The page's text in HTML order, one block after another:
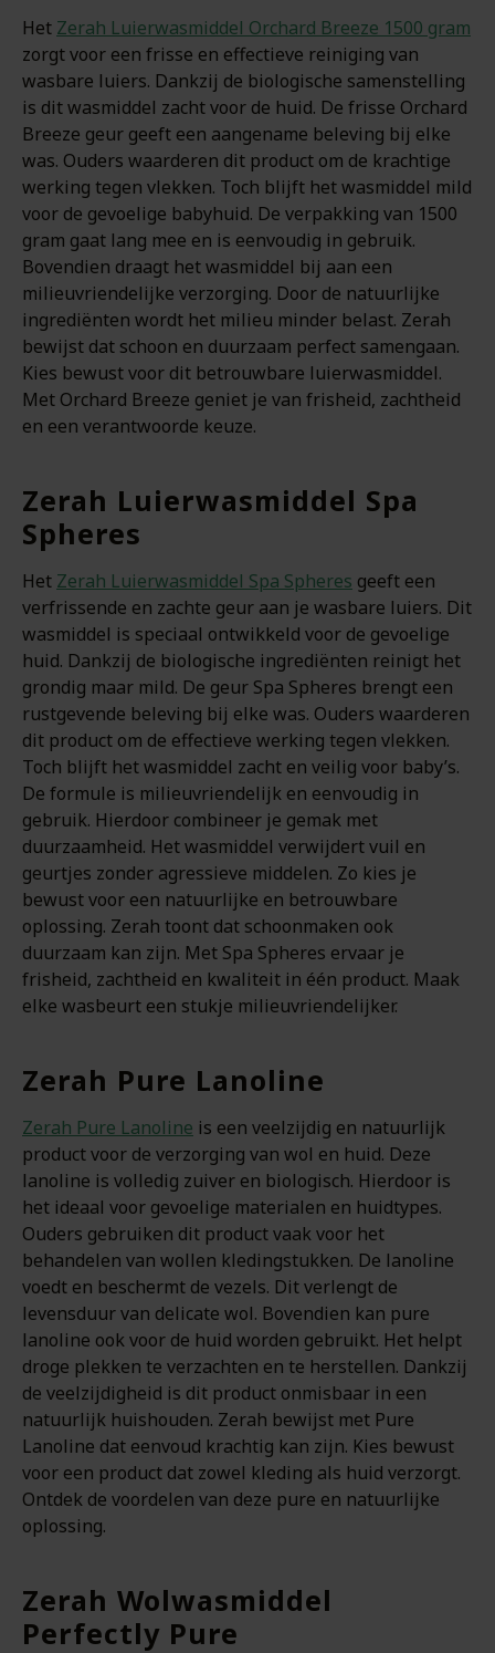
Het Zerah Luierwasmiddel Orchard Breeze 1500 gram
zorgt voor een frisse en effectieve reiniging van
wasbare luiers. Dankzij de biologische samenstelling
is dit wasmiddel zacht voor de huid. De frisse Orchard
Breeze geur geeft een aangename beleving bij elke
was. Ouders waarderen dit product om de krachtige
werking tegen vlekken. Toch blijft het wasmiddel mild
voor de gevoelige babyhuid. De verpakking van 1500
gram gaat lang mee en is eenvoudig in gebruik.
Bovendien draagt het wasmiddel bij aan een
milieuvriendelijke verzorging. Door de natuurlijke
ingrediënten wordt het milieu minder belast. Zerah
bewijst dat schoon en duurzaam perfect samengaan.
Kies bewust voor dit betrouwbare luierwasmiddel.
Met Orchard Breeze geniet je van frisheid, zachtheid
en een verantwoorde keuze.
Zerah Luierwasmiddel Spa
Spheres
Het Zerah Luierwasmiddel Spa Spheres geeft een
verfrissende en zachte geur aan je wasbare luiers. Dit
wasmiddel is speciaal ontwikkeld voor de gevoelige
huid. Dankzij de biologische ingrediënten reinigt het
grondig maar mild. De geur Spa Spheres brengt een
rustgevende beleving bij elke was. Ouders waarderen
dit product om de effectieve werking tegen vlekken.
Toch blijft het wasmiddel zacht en veilig voor baby’s.
De formule is milieuvriendelijk en eenvoudig in
gebruik. Hierdoor combineer je gemak met
duurzaamheid. Het wasmiddel verwijdert vuil en
geurtjes zonder agressieve middelen. Zo kies je
bewust voor een natuurlijke en betrouwbare
oplossing. Zerah toont dat schoonmaken ook
duurzaam kan zijn. Met Spa Spheres ervaar je
frisheid, zachtheid en kwaliteit in één product. Maak
elke wasbeurt een stukje milieuvriendelijker.
Zerah Pure Lanoline
Zerah Pure Lanoline is een veelzijdig en natuurlijk
product voor de verzorging van wol en huid. Deze
lanoline is volledig zuiver en biologisch. Hierdoor is
het ideaal voor gevoelige materialen en huidtypes.
Ouders gebruiken dit product vaak voor het
behandelen van wollen kledingstukken. De lanoline
voedt en beschermt de vezels. Dit verlengt de
levensduur van delicate wol. Bovendien kan pure
lanoline ook voor de huid worden gebruikt. Het helpt
droge plekken te verzachten en te herstellen. Dankzij
de veelzijdigheid is dit product onmisbaar in een
natuurlijk huishouden. Zerah bewijst met Pure
Lanoline dat eenvoud krachtig kan zijn. Kies bewust
voor een product dat zowel kleding als huid verzorgt.
Ontdek de voordelen van deze pure en natuurlijke
oplossing.
Zerah Wolwasmiddel
Perfectly Pure